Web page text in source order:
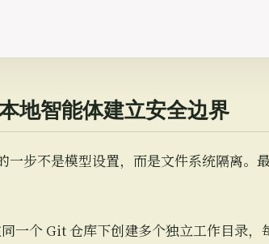
地智能体建立安全边界
一步不是模型设置，而是文件系统隔离。
一个 Git 仓库下创建多个独立工作目录